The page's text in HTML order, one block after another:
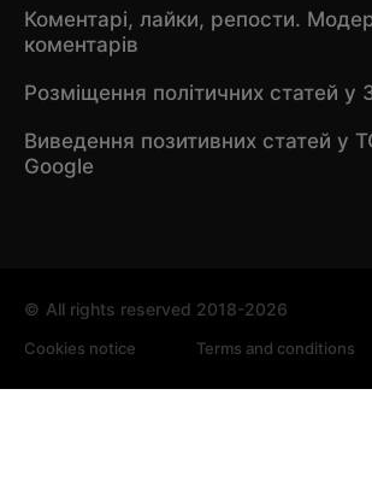
Коментарі, лайки, репости.
коментарів
Розміщення політичних статей у
Виведення позитивних статей у
Google
© All rights reserved 2018-2026
Cookies notice Terms and conditions